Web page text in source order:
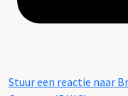
Stuur een reactie naar